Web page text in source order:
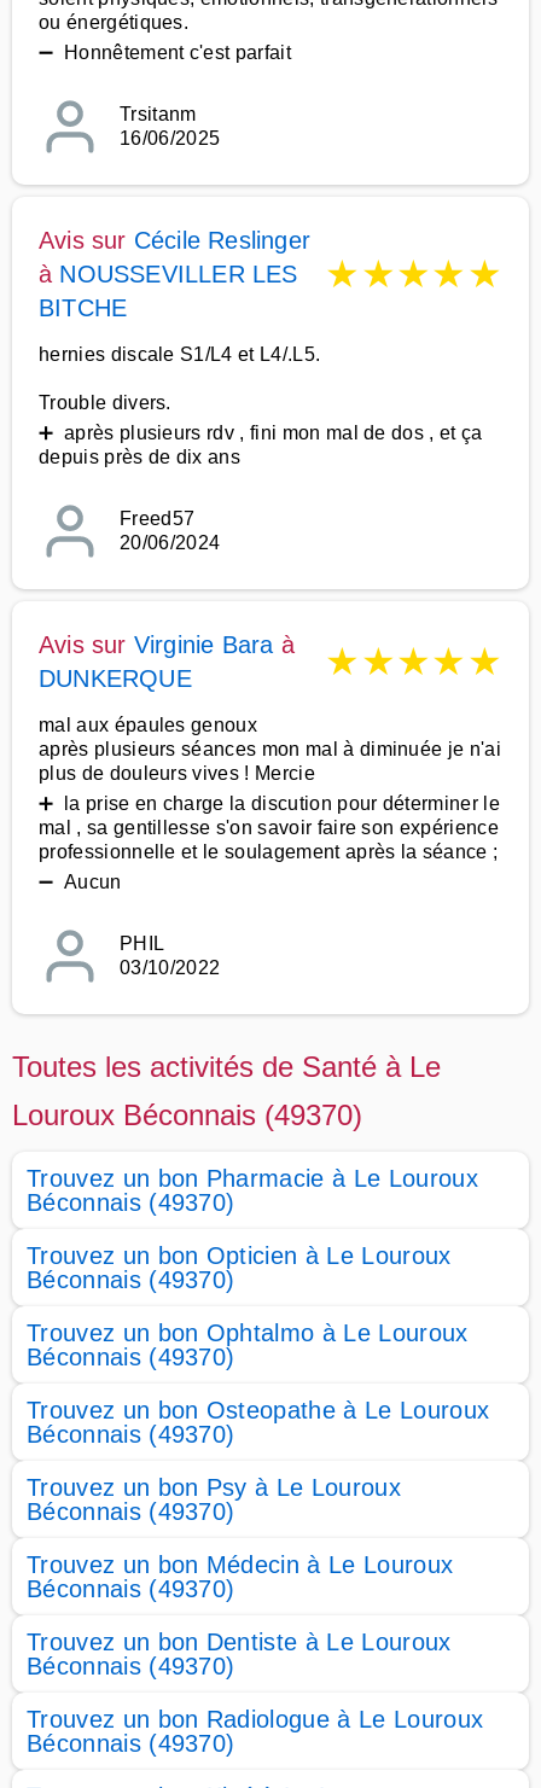
ou énergétiques.
➖ Honnêtement c'est parfait
Trsitanm
16/06/2025
Avis sur Cécile Reslinger
à NOUSSEVILLER LES
BITCHE
★★★★★
hernies discale S1/L4 et L4/.L5.
Trouble divers.
➕ après plusieurs rdv , fini mon mal de dos , et ça
depuis près de dix ans
Freed57
20/06/2024
Avis sur Virginie Bara à
DUNKERQUE
★★★★★
mal aux épaules genoux
après plusieurs séances mon mal à diminuée je n'ai
plus de douleurs vives ! Mercie
➕ la prise en charge la discution pour déterminer le
mal , sa gentillesse s'on savoir faire son expérience
professionnelle et le soulagement après la séance ;
➖ Aucun
PHIL
03/10/2022
Toutes les activités de Santé à Le
Louroux Béconnais (49370)
Trouvez un bon Pharmacie à Le Louroux
Béconnais (49370)
Trouvez un bon Opticien à Le Louroux
Béconnais (49370)
Trouvez un bon Ophtalmo à Le Louroux
Béconnais (49370)
Trouvez un bon Osteopathe à Le Louroux
Béconnais (49370)
Trouvez un bon Psy à Le Louroux
Béconnais (49370)
Trouvez un bon Médecin à Le Louroux
Béconnais (49370)
Trouvez un bon Dentiste à Le Louroux
Béconnais (49370)
Trouvez un bon Radiologue à Le Louroux
Béconnais (49370)